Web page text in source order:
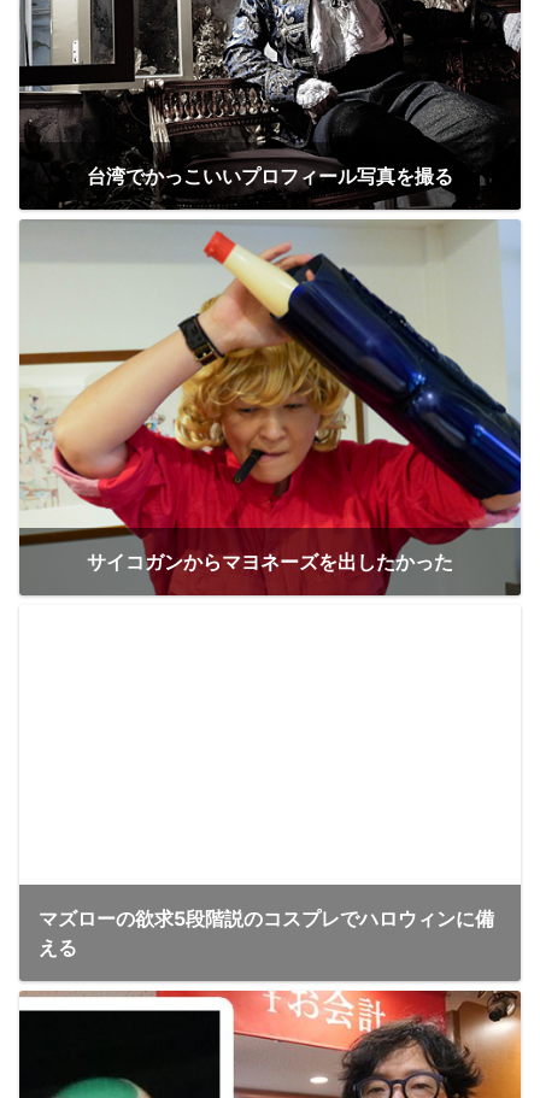
台湾でかっこいいプロフィール写真を撮る
サイコガンからマヨネーズを出したかった
マズローの欲求5段階説のコスプレでハロウィンに備
える